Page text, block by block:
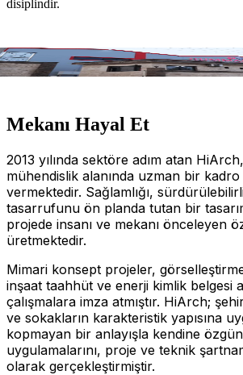
disiplindir.
Mekanı Hayal Et
2013 yılında sektöre adım atan
mühendislik alanında uzman bir
vermektedir. Sağlamlığı,
tasarrufunu ön planda tutan bir
projede insanı ve mekanı önceleyen
üretmektedir.
Mimari konsept projeler,
inşaat taahhüt ve enerji kimlik belgesi
çalışmalara imza atmıştır. HiArch;
ve sokakların karakteristik yapısına
kopmayan bir anlayışla kendine
uygulamalarını, proje ve teknik
olarak gerçekleştirmiştir.